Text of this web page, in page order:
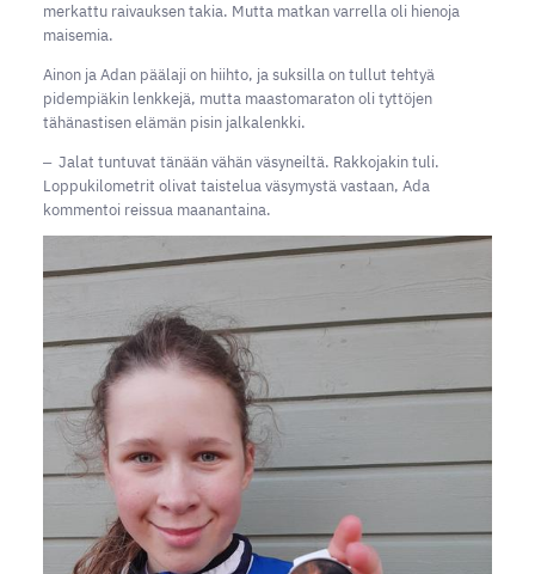
merkattu raivauksen takia. Mutta matkan varrella oli hienoja
maisemia.
Ainon ja Adan päälaji on hiihto, ja suksilla on tullut tehtyä
pidempiäkin lenkkejä, mutta maastomaraton oli tyttöjen
tähänastisen elämän pisin jalkalenkki.
‒ Jalat tuntuvat tänään vähän väsyneiltä. Rakkojakin tuli.
Loppukilometrit olivat taistelua väsymystä vastaan, Ada
kommentoi reissua maanantaina.